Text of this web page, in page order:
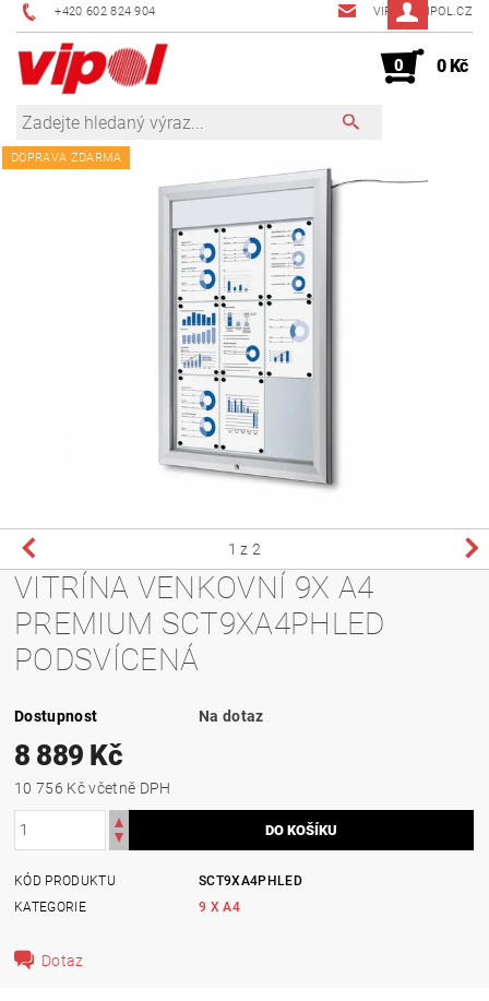
+420 602 824 904 VIPOL@VIPOL.CZ
0 0 Kč
DOPRAVA ZDARMA
1 z 2
VITRÍNA VENKOVNÍ 9X A4
PREMIUM SCT9XA4PHLED
PODSVÍCENÁ
Dostupnost Na dotaz
8 889 Kč
10 756 Kč včetně DPH
KÓD PRODUKTU
SCT9XA4PHLED
KATEGORIE
9 X A4
Dotaz